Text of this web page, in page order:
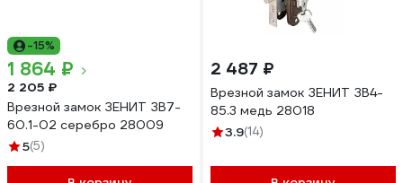
-15%
1 864 ₽
2 205 ₽
Врезной замок ЗЕНИТ ЗВ7-
60.1-02 серебро 28009
5(5)
2 487 ₽
Врезной замок ЗЕНИТ ЗВ4-
85.3 медь 28018
3.9(14)